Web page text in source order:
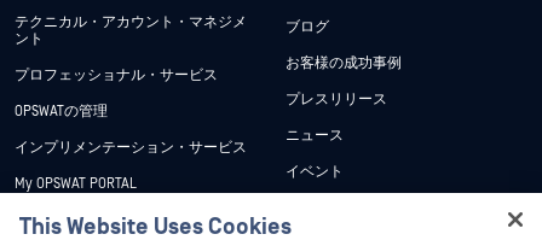
テクニカル・アカウント・マネジメ
ント
プロフェッショナル・サービス
OPSWATの管理
インプリメンテーション・サービス
My OPSWAT PORTAL
技術文書
ブログ
お客様の成功事例
プレスリリース
ニュース
イベント
This Website Uses Cookies